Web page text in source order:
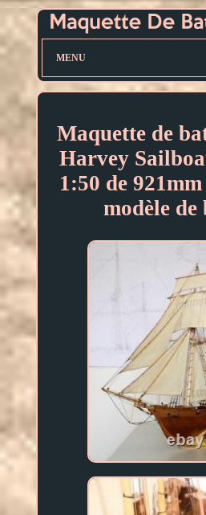
MENU
Maquette de
Harvey
1:50 de
modèle de